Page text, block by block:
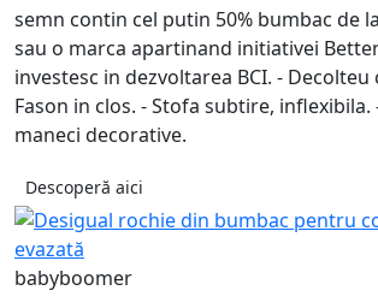
semn contin cel putin 50% bumbac de
sau o marca apartinand initiativei
investesc in dezvoltarea BCI. -
Fason in clos. - Stofa subtire, inflexibila.
maneci decorative.
Descoperă aici
babyboomer